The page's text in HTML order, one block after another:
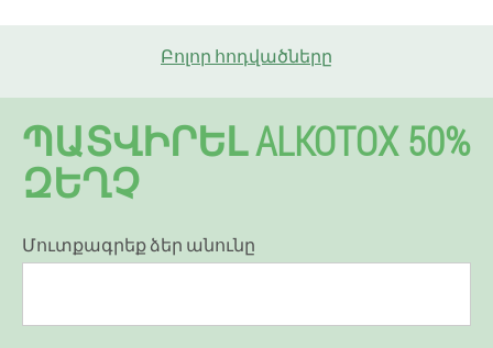
Բոլոր հոդվածները
ՊԱՏՎԻՐԵԼ ALKOTOX 50%
ԶԵՂՉ
Մուտքագրեք ձեր անունը